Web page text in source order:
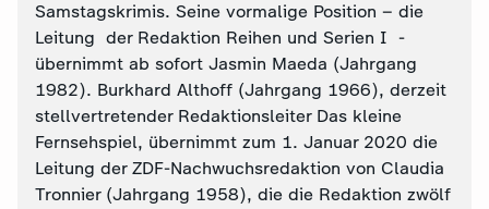
Samstagskrimis. Seine vormalige Position – die
Leitung der Redaktion Reihen und Serien I -
übernimmt ab sofort Jasmin Maeda (Jahrgang
1982). Burkhard Althoff (Jahrgang 1966), derzeit
stellvertretender Redaktionsleiter Das kleine
Fernsehspiel, übernimmt zum 1. Januar 2020 die
Leitung der ZDF-Nachwuchsredaktion von Claudia
Tronnier (Jahrgang 1958), die die Redaktion zwölf